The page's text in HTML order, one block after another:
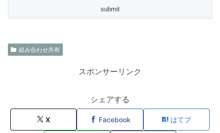
組み合わせ共有
スポンサーリンク
シェアする
X Facebook はてブ